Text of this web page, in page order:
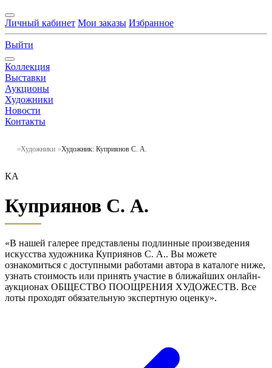
Личный кабинет Мои заказы Избранное
Выйти
Коллекция
Выставки
Аукционы
Художники
Новости
Контакты
Художники Художник: Куприянов С. А.
КА
Куприянов С. А.
«В нашей галерее представлены подлинные произведения
искусства художника Куприянов С. А.. Вы можете
ознакомиться с доступными работами автора в каталоге ниже,
узнать стоимость или принять участие в ближайших онлайн-
аукционах ОБЩЕСТВО ПООЩРЕНИЯ ХУДОЖЕСТВ. Все
лоты проходят обязательную экспертную оценку».